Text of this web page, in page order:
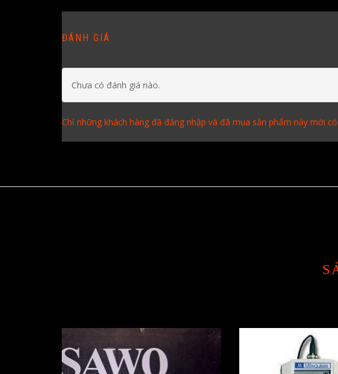
ĐÁNH GIÁ
Chưa có đánh giá nào.
Chỉ những khách hàng đã đăng nhập và đã mua sản phẩm này mới